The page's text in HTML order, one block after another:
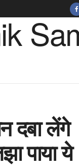
दबा लेंगे
पाया ये